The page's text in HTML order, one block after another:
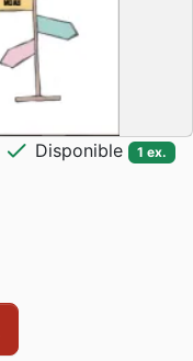
check Disponible 1 ex.